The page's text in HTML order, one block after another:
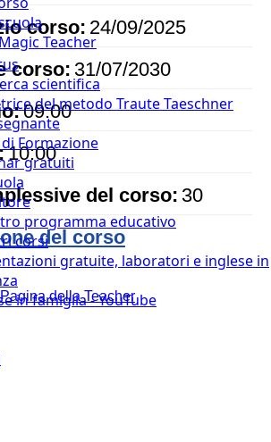
Teacher
scientifica
del metodo Traute Taeschner
Formazione
gratuiti
programma educativo
corsi
gratuite, laboratori e inglese in
in famiglia - YouTube
corso: 24/09/2025
corso: 31/07/2030
09:00
10:00
del corso: 30
del corso
Pagina della Teacher